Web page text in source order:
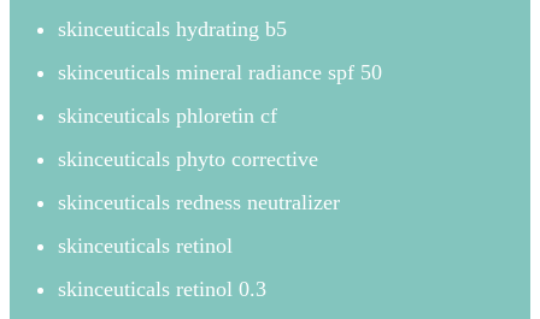
skinceuticals hydrating b5
skinceuticals mineral radiance spf 50
skinceuticals phloretin cf
skinceuticals phyto corrective
skinceuticals redness neutralizer
skinceuticals retinol
skinceuticals retinol 0.3